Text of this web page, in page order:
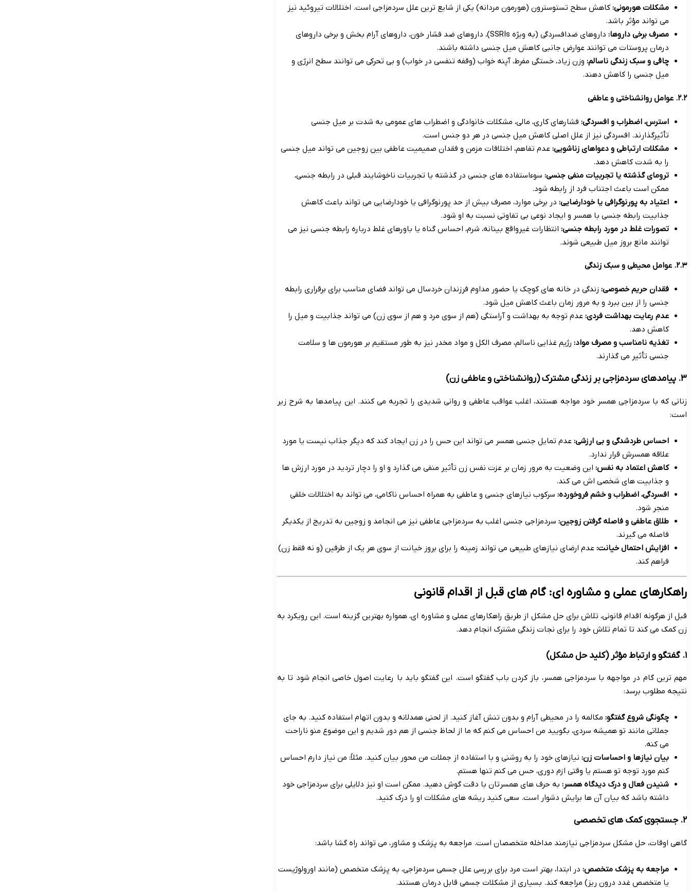
مشکلات هورمونی: کاهش سطح تستوسترون (هورمون مردانه) یکی از شایع ترین علل سردمزاجی است. اختلالات تیروئید نیز
می تواند مؤثر باشد.
مصرف برخی داروها:
داروهای ضدافسردگی (به ویژه SSRIs)، داروهای ضد فشار خون، داروهای آرام بخش و برخی داروهای
درمان پروستات می توانند عوارض جانبی کاهش میل جنسی داشته باشند.
چاقی و سبک زندگی ناسالم: وزن زیاد، خستگی مفرط، آپنه خواب (وقفه تنفسی در خواب) و بی تحرکی می توانند سطح انرژی و
میل جنسی را کاهش دهند.
۲.۲. عوامل روانشناختی و عاطفی
استرس، اضطراب و افسردگی: فشارهای کاری، مالی، مشکلات خانوادگی و اضطراب های عمومی به شدت بر میل جنسی
تأثیرگذارند. افسردگی نیز از علل اصلی کاهش میل جنسی در هر دو جنس است.
مشکلات ارتباطی و دعواهای زناشویی: عدم تفاهم، اختلافات مزمن و فقدان صمیمیت عاطفی بین زوجین می تواند میل جنسی
را به شدت کاهش دهد.
ترومای گذشته یا تجربیات منفی جنسی: سوءاستفاده های جنسی در گذشته یا تجربیات ناخوشایند قبلی در رابطه جنسی،
ممکن است باعث اجتناب فرد از رابطه شود.
اعتیاد به پورنوگرافی یا خودارضایی: در برخی موارد، مصرف بیش از حد پورنوگرافی یا خودارضایی می تواند باعث کاهش
جذابیت رابطه جنسی با همسر و ایجاد نوعی بی تفاوتی نسبت به او شود.
تصورات غلط در مورد رابطه جنسی: انتظارات غیرواقع بینانه، شرم، احساس گناه یا باورهای غلط درباره رابطه جنسی نیز می
توانند مانع بروز میل طبیعی شوند.
۲.۳. عوامل محیطی و سبک زندگی
فقدان حریم خصوصی: زندگی در خانه های کوچک یا حضور مداوم فرزندان خردسال می تواند فضای مناسب برای برقراری رابطه
جنسی را از بین ببرد و به مرور زمان باعث کاهش میل شود.
عدم رعایت بهداشت فردی: عدم توجه به بهداشت و آراستگی (هم از سوی مرد و هم از سوی زن) می تواند جذابیت و میل را
کاهش دهد.
تغذیه نامناسب و مصرف مواد: رژیم غذایی ناسالم، مصرف الکل و مواد مخدر نیز به طور مستقیم بر هورمون ها و سلامت
جنسی تأثیر می گذارند.
۳. پیامدهای سردمزاجی بر زندگی مشترک (روانشناختی و عاطفی زن)
زنانی که با سردمزاجی همسر خود مواجه هستند، اغلب عواقب عاطفی و روانی شدیدی را تجربه می کنند. این پیامدها به شرح زیر
است:
احساس طردشدگی و بی ارزشی: عدم تمایل جنسی همسر می تواند این حس را در زن ایجاد کند که دیگر جذاب نیست یا مورد
علاقه همسرش قرار ندارد.
کاهش اعتماد به نفس: این وضعیت به مرور زمان بر عزت نفس زن تأثیر منفی می گذارد و او را دچار تردید در مورد ارزش ها
و جذابیت های شخصی اش می کند.
افسردگی، اضطراب و خشم فروخورده: سرکوب نیازهای جنسی و عاطفی به همراه احساس ناکامی، می تواند به اختلالات خلقی
منجر شود.
طلاق عاطفی و فاصله گرفتن زوجین: سردمزاجی جنسی اغلب به سردمزاجی عاطفی نیز می انجامد و زوجین به تدریج از یکدیگر
فاصله می گیرند.
افزایش احتمال خیانت: عدم ارضای نیازهای طبیعی می تواند زمینه را برای بروز خیانت از سوی هر یک از طرفین (و نه فقط زن)
فراهم کند.
راهکارهای عملی و مشاوره ای: گام های قبل از اقدام قانونی
قبل از هرگونه اقدام قانونی، تلاش برای حل مشکل از طریق راهکارهای عملی و مشاوره ای، همواره بهترین گزینه است. این رویکرد به
زن کمک می کند تا تمام تلاش خود را برای نجات زندگی مشترک انجام دهد.
۱. گفتگو و ارتباط مؤثر (کلید حل مشکل)
مهم ترین گام در مواجهه با سردمزاجی همسر، باز کردن باب گفتگو است. این گفتگو باید با رعایت اصول خاصی انجام شود تا به
نتیجه مطلوب برسد:
چگونگی شروع گفتگو: مکالمه را در محیطی آرام و بدون تنش آغاز کنید. از لحنی همدلانه و بدون اتهام استفاده کنید. به جای
جملاتی مانند تو همیشه سردی، بگویید من احساس می کنم که ما از لحاظ جنسی از هم دور شدیم و این موضوع منو ناراحت
می کنه.
بیان نیازها و احساسات زن: نیازهای خود را به روشنی و با استفاده از جملات من محور بیان کنید. مثلاً: من نیاز دارم احساس
کنم مورد توجه تو هستم یا وقتی ازم دوری، حس می کنم تنها هستم.
شنیدن فعال و درک دیدگاه همسر: به حرف های همسرتان با دقت گوش دهید. ممکن است او نیز دلایلی برای سردمزاجی خود
داشته باشد که بیان آن ها برایش دشوار است. سعی کنید ریشه های مشکلات او را درک کنید.
۲. جستجوی کمک های تخصصی
گاهی اوقات، حل مشکل سردمزاجی نیازمند مداخله متخصصان است. مراجعه به پزشک و مشاور، می تواند راه گشا باشد:
مراجعه به پزشک متخصص: در ابتدا، بهتر است مرد برای بررسی علل جسمی سردمزاجی، به پزشک متخصص (مانند اورولوژیست
یا متخصص غدد درون ریز) مراجعه کند. بسیاری از مشکلات جسمی قابل درمان هستند.